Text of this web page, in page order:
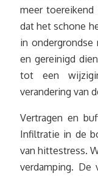
meer
dat het schone
in
en gereinigd
tot een
verandering van
Vertragen en
Infiltratie in de
van hittestress.
verdamping. De